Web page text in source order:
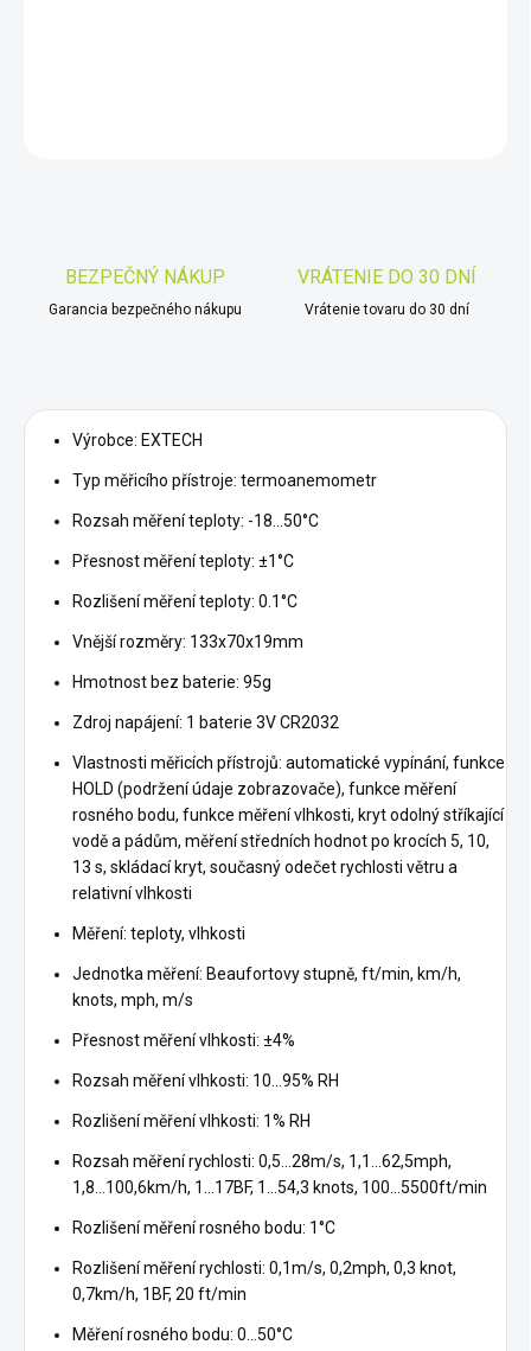
BEZPEČNÝ NÁKUP
Garancia bezpečného nákupu
VRÁTENIE DO 30 DNÍ
Vrátenie tovaru do 30 dní
Výrobce: EXTECH
Typ měřicího přístroje: termoanemometr
Rozsah měření teploty: -18...50°C
Přesnost měření teploty: ±1°C
Rozlišení měření teploty: 0.1°C
Vnější rozměry: 133x70x19mm
Hmotnost bez baterie: 95g
Zdroj napájení: 1 baterie 3V CR2032
Vlastnosti měřicích přístrojů: automatické vypínání, funkce
HOLD (podržení údaje zobrazovače), funkce měření
rosného bodu, funkce měření vlhkosti, kryt odolný stříkající
vodě a pádům, měření středních hodnot po krocích 5, 10,
13 s, skládací kryt, současný odečet rychlosti větru a
relativní vlhkosti
Měření: teploty, vlhkosti
Jednotka měření: Beaufortovy stupně, ft/min, km/h,
knots, mph, m/s
Přesnost měření vlhkosti: ±4%
Rozsah měření vlhkosti: 10...95% RH
Rozlišení měření vlhkosti: 1% RH
Rozsah měření rychlosti: 0,5...28m/s, 1,1...62,5mph,
1,8...100,6km/h, 1...17BF, 1...54,3 knots, 100...5500ft/min
Rozlišení měření rosného bodu: 1°C
Rozlišení měření rychlosti: 0,1m/s, 0,2mph, 0,3 knot,
0,7km/h, 1BF, 20 ft/min
Měření rosného bodu: 0...50°C